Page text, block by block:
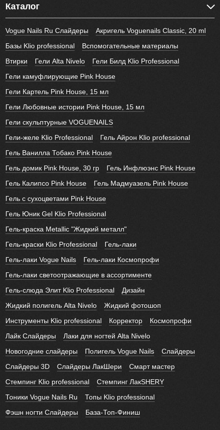
Каталог
Vogue Nails Ru Слайдеры
Акригель Voguenails Classic, 20 ml
Базы Klio professional
Вспомогательные материалы
Втирки
Гели Alta Nivelo
Гели Билд Klio Professional
Гели камуфлирующие Pink House
Гели Картель Pink House, 15 мл
Гели Любовные истории Pink House, 15 мл
Гели скульптурные VOGUENAILS
Гели-желе Klio Professional
Гель Айрон Klio professional
Гель Ванилла Тобако Pink House
Гель домик Pink House, 30 гр
Гель Инфлюэнс Pink House
Гель Калипсо Pink House
Гель Мадмуазель Pink House
Гель с сухоцветами Pink House
Гель Юник Gel Klio Professional
Гель-краска Metallic "Жидкий металл"
Гель-краски Klio Professional
Гель-лаки
Гель-лаки Vogue Nails
Гель-лаки Космопрофи
Гель-лаки светоотражающие в ассортименте
Гель-слюда Элит Klio Professional
Дизайн
Жидкий полигель Alta Nivelo
Жидкий фотошоп
Инструменты Klio professional
Корректор
Космопрофи
Лайк Слайдеры
Лаки для ногтей Alta Nivelo
Новогодние слайдеры
Полигель Vogue Nails
Слайдеры
Слайдеры 3D
Слайдеры ЛакШери
Смарт мастер
Стемпинг Klio professional
Стемпинг ЛакSHERY
Тоники Vogue Nails Ru
Топы Klio professional
Фэшн ногти Слайдеры
База-Топ-Финиш